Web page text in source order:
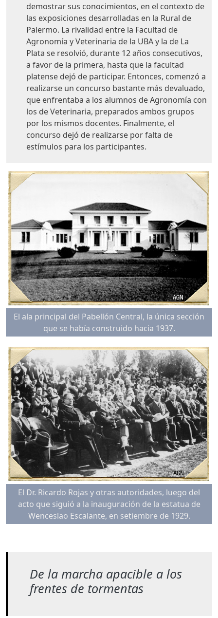
demostrar sus conocimientos, en el contexto de
las exposiciones desarrolladas en la Rural de
Palermo. La rivalidad entre la Facultad de
Agronomía y Veterinaria de la UBA y la de La
Plata se resolvió, durante 12 años consecutivos,
a favor de la primera, hasta que la facultad
platense dejó de participar. Entonces, comenzó a
realizarse un concurso bastante más devaluado,
que enfrentaba a los alumnos de Agronomía con
los de Veterinaria, preparados ambos grupos
por los mismos docentes. Finalmente, el
concurso dejó de realizarse por falta de
estímulos para los participantes.
El ala principal del Pabellón Central, la única sección
que se había construido hacia 1937.
El Dr. Ricardo Rojas y otras autoridades, luego del
acto que siguió a la inauguración de la estatua de
Wenceslao Escalante, en setiembre de 1929.
De la marcha apacible a los
frentes de tormentas